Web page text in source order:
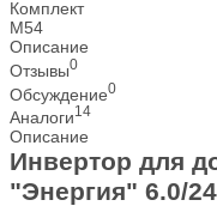
Описание
Отзывы0
Обсуждение0
Аналоги14
Описание
Инвертор для
"Энергия" 6.0/24